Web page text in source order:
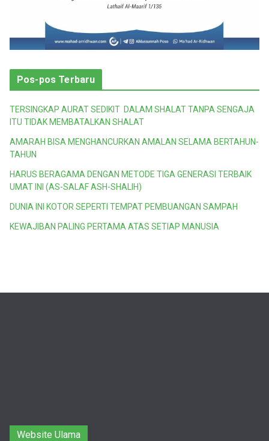
Pos-pos Terbaru
TERSINGKAP AURAT SEDIKIT DALAM SHALAT TANPA SENGAJA
ITU TIDAK MEMBATALKAN SHALAT
AMARAH BISA MENGHANCURKAN AMALAN SELAMA BERTAHUN-
TAHUN
HARUS BERAGAMA DENGAN METODE TIGA GENERASI TERBAIK
UMAT INI (AS-SALAF ASH-SHALIH)
DUNIA INI KOTOR SEPERTI TEMPAT PEMBUANGAN SAMPAH
KEWAJIBAN PALING PERTAMA ATAS SETIAP MANUSIA
Website Ulama